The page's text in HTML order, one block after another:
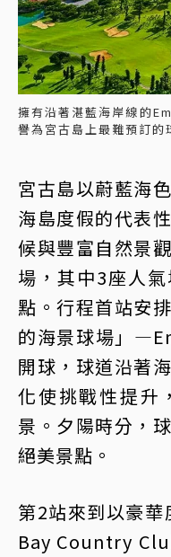
擁有沿著湛藍海岸線的
譽為宮古島上最難預訂
宮古島以蔚藍海
海島度假的代表
候與豐富自然景
場，其中3座人
點。行程首站安
的海景球場」
開球，球道沿著
化使挑戰性提升
景。夕陽時分，
絕美景點。
第2站來到以豪
Bay Country